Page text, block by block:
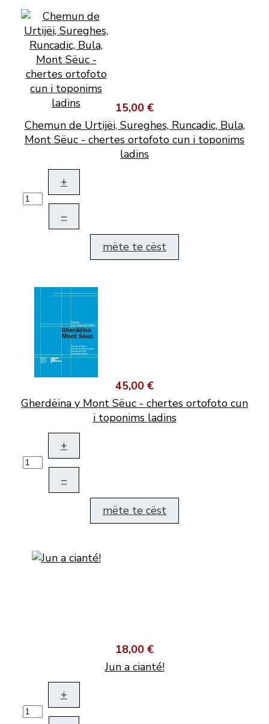
15,00 €
Chemun de Urtijëi, Sureghes, Runcadic, Bula,
Mont Sëuc - chertes ortofoto cun i toponims
ladins
+
–
mëte te cëst
45,00 €
Gherdëina y Mont Sëuc - chertes ortofoto cun
i toponims ladins
+
–
mëte te cëst
18,00 €
Jun a cianté!
+